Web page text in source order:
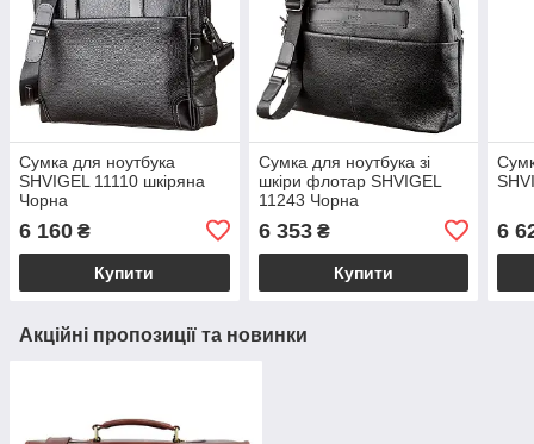
Сумка для ноутбука
SHVIGEL 11110 шкіряна
Чорна
6 160 ₴
Купити
Сумка для ноутбука зі
шкіри флотар SHVIGEL
11243 Чорна
6 353₴
Купити
6
Акційні пропозиції та новинки